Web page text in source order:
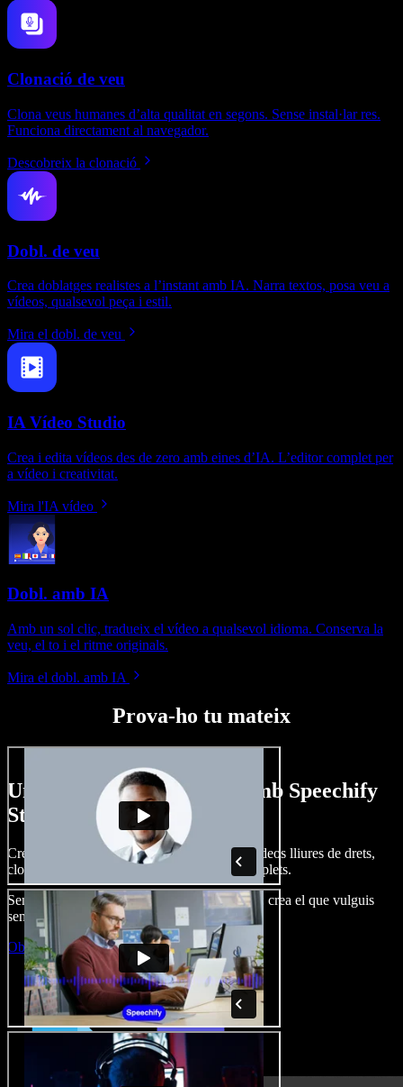
Clonació de veu
Clona veus humanes d’alta qualitat en segons. Sense instal·lar res.
Funciona directament al navegador.
Descobreix la clonació
Dobl. de veu
Crea doblatges realistes a l’instant amb IA. Narra textos, posa veu a
vídeos, qualsevol peça i estil.
Mira el dobl. de veu
IA Vídeo Studio
Crea i edita vídeos des de zero amb eines d’IA. L’editor complet per
a vídeo i creativitat.
Mira l'IA vídeo
Dobl. amb IA
Amb un sol clic, tradueix el vídeo a qualsevol idioma. Conserva la
veu, el to i el ritme originals.
Mira el dobl. amb IA
Prova-ho tu mateix
Un tastet del que pots fer amb Speechify
Studio.
Crea dobl. de veu, afegeix imatges, àudio, vídeos lliures de drets,
clona veus i munta projectes multimèdia complets.
Sense corba d’aprenentatge, tot al navegador: crea el que vulguis
sense els límits de sempre.
Obre l'Studio